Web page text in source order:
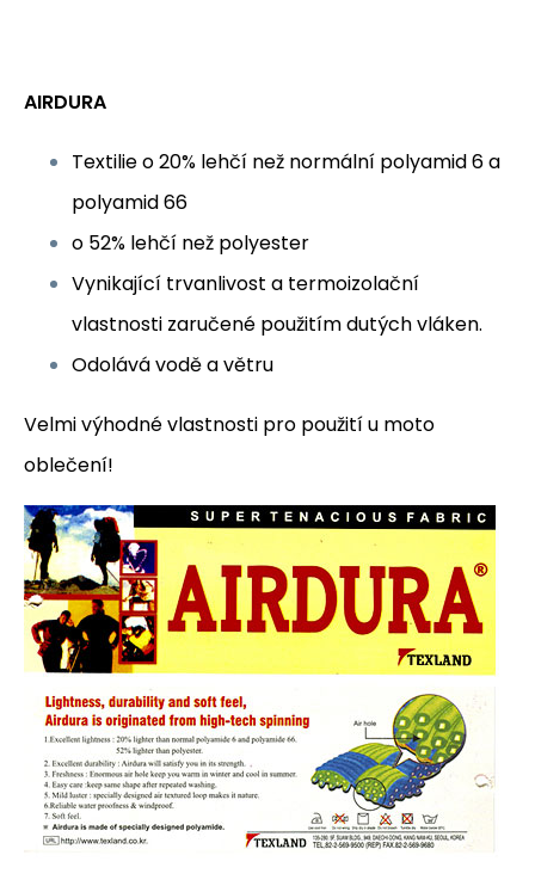
AIRDURA
Textilie o 20% lehčí než normální polyamid 6 a
polyamid 66
o 52% lehčí než polyester
Vynikající trvanlivost a termoizolační
vlastnosti zaručené použitím dutých vláken.
Odolává vodě a větru
Velmi výhodné vlastnosti pro použití u moto
oblečení!